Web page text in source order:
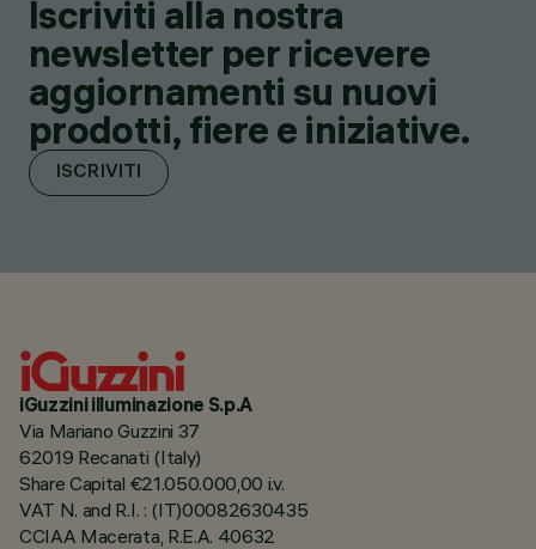
Iscriviti alla nostra
newsletter per ricevere
aggiornamenti su nuovi
prodotti, fiere e iniziative.
ISCRIVITI
iGuzzini illuminazione S.p.A
Via Mariano Guzzini 37
62019 Recanati (Italy)
Share Capital €21.050.000,00 i.v.
VAT N. and R.I. : (IT)00082630435
CCIAA Macerata, R.E.A. 40632